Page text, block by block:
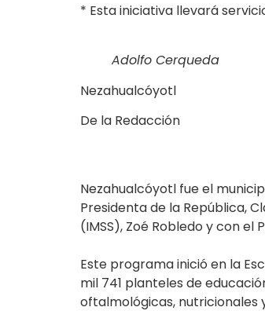
* Esta iniciativa llevará
Adolfo Cerqueda
Nezahualcóyotl
De la Redacción
Nezahualcóyotl fue el
Presidenta de la República,
(IMSS), Zoé Robledo y con
Este programa inició en la
mil 741 planteles de
oftalmológicas, nutricionales